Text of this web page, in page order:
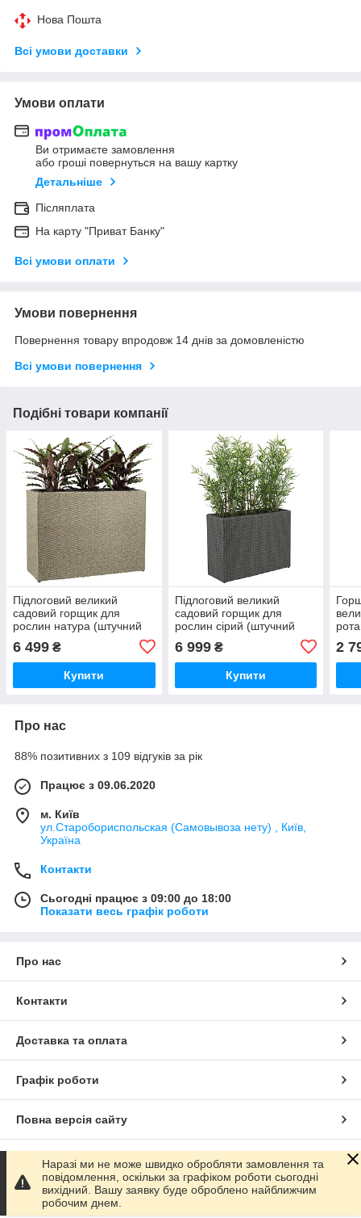
Нова Пошта
Всі умови доставки
Умови оплати
Ви отримаєте замовлення
або гроші повернуться на вашу картку
Детальніше
Післяплата
На карту "Приват Банку"
Всі умови оплати
Умови повернення
Повернення товару впродовж 14 днів за домовленістю
Всі умови повернення
Подібні товари компанії
Підлоговий великий
садовий горщик для
рослин натура (штучний
6 499 ₴
Купити
Підлоговий великий
садовий горщик для
рослин сірий (штучний
6 999₴
Купити
2
Про нас
88% позитивних з 109 відгуків за рік
Працює з 09.06.2020
м. Київ
ул.Старобориспольская (Самовывоза нету) , Київ,
Україна
Контакти
Сьогодні працює з 09:00 до 18:00
Показати весь графік роботи
Про нас
Контакти
Доставка та оплата
Графік роботи
Повна версія сайту
Сайт створено на маркетплейсі Prom.ua
Політика конфіденційності
Наразі ми не може швидко обробляти замовлення та
повідомлення, оскільки за графіком роботи сьогодні
вихідний. Вашу заявку буде оброблено найближчим
робочим днем.